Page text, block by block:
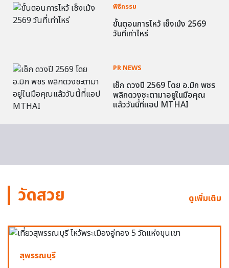
พิธีกรรม
ขั้นตอนการไหว้ เช็งเม้ง 2569
วันที่เท่าไหร่
PR NEWS
เช็ก ดวงปี 2569 โดย อ.มิก พชร
พลิกดวงชะตามาอยู่ในมือคุณ
แล้ววันนี้ที่แอป MTHAI
วัดสวย ดูเพิ่มเติม
สุพรรณบุรี